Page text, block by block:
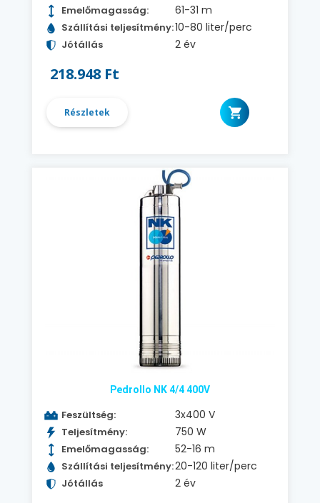
Emelőmagasság: 61-31 m
Szállítási teljesítmény:10-80 liter/perc
Jótállás 2 év
218.948 Ft
Részletek
Pedrollo NK 4/4 400V
Feszültség: 3x400 V
Teljesítmény: 750 W
Emelőmagasság: 52-16 m
Szállítási teljesítmény:20-120 liter/perc
Jótállás 2 év